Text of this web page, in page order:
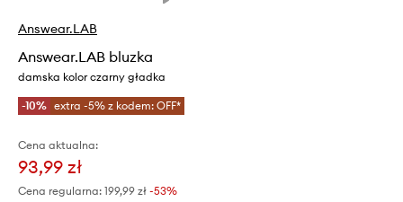
Answear.LAB
Answear.LAB bluzka
damska kolor czarny gładka
-10% extra -5% z kodem: OFF*
Cena aktualna:
93,99 zł
Cena regularna: 199,99 zł -53%